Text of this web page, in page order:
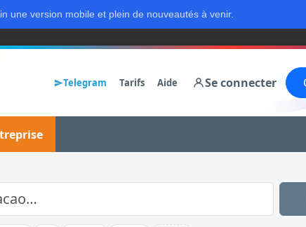
une version mobile et plein de nouveautés à venir.
Telegram Tarifs Aide Se connecter